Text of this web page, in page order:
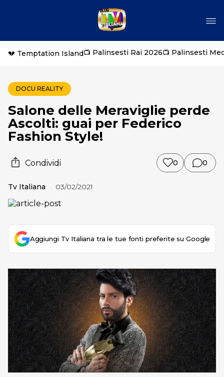
💔 Temptation Island📺 Palinsesti Rai 2026📺 Palinsesti
DOCU REALITY
Salone delle Meraviglie perde
Ascolti: guai per Federico
Fashion Style!
Condividi 0 0
Tv Italiana 03/02/2021
Aggiungi Tv Italiana tra le tue fonti preferite su Google